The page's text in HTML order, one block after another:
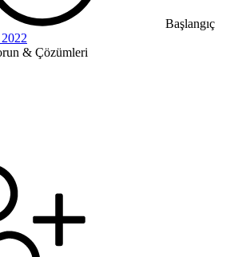
Başlangıç
& Çözümleri